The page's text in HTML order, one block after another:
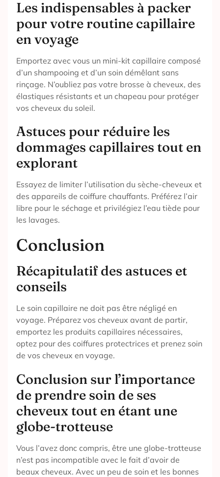
Les indispensables à packer
pour votre routine capillaire
en voyage
Emportez avec vous un mini-kit capillaire composé
d’un shampooing et d’un soin démêlant sans
rinçage. N’oubliez pas votre brosse à cheveux, des
élastiques résistants et un chapeau pour protéger
vos cheveux du soleil.
Astuces pour réduire les
dommages capillaires tout en
explorant
Essayez de limiter l’utilisation du sèche-cheveux et
des appareils de coiffure chauffants. Préférez l’air
libre pour le séchage et privilégiez l’eau tiède pour
les lavages.
Conclusion
Récapitulatif des astuces et
conseils
Le soin capillaire ne doit pas être négligé en
voyage. Préparez vos cheveux avant de partir,
emportez les produits capillaires nécessaires,
optez pour des coiffures protectrices et prenez soin
de vos cheveux en voyage.
Conclusion sur l’importance
de prendre soin de ses
cheveux tout en étant une
globe-trotteuse
Vous l’avez donc compris, être une globe-trotteuse
n’est pas incompatible avec le fait d’avoir de
beaux cheveux. Avec un peu de soin et les bonnes